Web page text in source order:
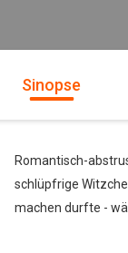
Sinopse
Romantisch-
schlüpfrige
machen durfte -